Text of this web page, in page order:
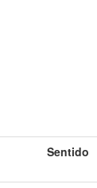
Sentido